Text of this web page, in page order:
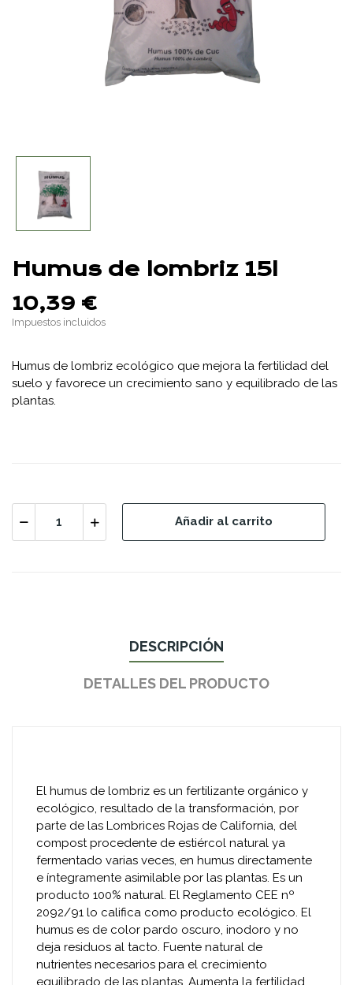
Humus de lombriz 15l
10,39 €
Impuestos incluidos
Humus de lombriz ecológico que mejora la fertilidad del
suelo y favorece un crecimiento sano y equilibrado de las
plantas.
Añadir al carrito
DESCRIPCIÓN
DETALLES DEL PRODUCTO
El humus de lombriz es un fertilizante orgánico y
ecológico, resultado de la transformación, por
parte de las Lombrices Rojas de California, del
compost procedente de estiércol natural ya
fermentado varias veces, en humus directamente
e íntegramente asimilable por las plantas. Es un
producto 100% natural. El Reglamento CEE nº
2092/91 lo califica como producto ecológico. El
humus es de color pardo oscuro, inodoro y no
deja residuos al tacto. Fuente natural de
nutrientes necesarios para el crecimiento
equilibrado de las plantas. Aumenta la fertilidad